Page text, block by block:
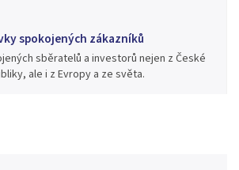
spokojených zákazníků
sběratelů a investorů nejen z České
ale i z Evropy a ze světa.